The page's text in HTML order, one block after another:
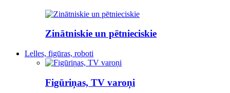
Zinātniskie un pētnieciskie
Lelles, figūras, roboti
Figūriņas, TV varoņi